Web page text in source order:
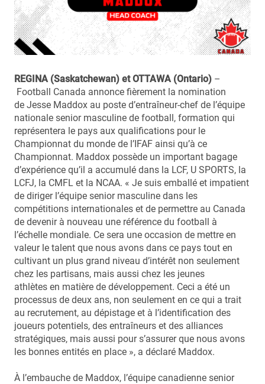
REGINA (Saskatchewan) et OTTAWA (Ontario) –
Football Canada annonce fièrement la nomination
de Jesse Maddox au poste d’entraîneur-chef de l’équipe
nationale senior masculine de football, formation qui
représentera le pays aux qualifications pour le
Championnat du monde de l’IFAF ainsi qu’à ce
Championnat. Maddox possède un important bagage
d’expérience qu’il a accumulé dans la LCF, U SPORTS, la
LCFJ, la CMFL et la NCAA. « Je suis emballé et impatient
de diriger l’équipe senior masculine dans les
compétitions internationales et de permettre au Canada
de devenir à nouveau une référence du football à
l’échelle mondiale. Ce sera une occasion de mettre en
valeur le talent que nous avons dans ce pays tout en
cultivant un plus grand niveau d’intérêt non seulement
chez les partisans, mais aussi chez les jeunes
athlètes en matière de développement. Ceci a été un
processus de deux ans, non seulement en ce qui a trait
au recrutement, au dépistage et à l’identification des
joueurs potentiels, des entraîneurs et des alliances
stratégiques, mais aussi pour s’assurer que nous avons
les bonnes entités en place », a déclaré Maddox.
À l’embauche de Maddox, l’équipe canadienne senior